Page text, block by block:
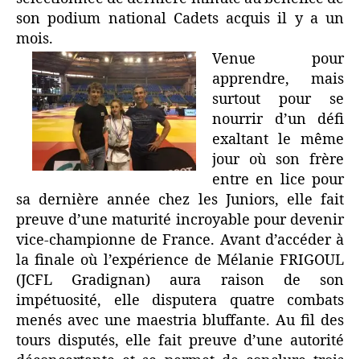
son podium national Cadets acquis il y a un
mois.
Venue pour
apprendre, mais
surtout pour se
nourrir d’un défi
exaltant le même
jour où son frère
entre en lice pour
sa dernière année chez les Juniors, elle fait
preuve d’une maturité incroyable pour devenir
vice-championne de France. Avant d’accéder à
la finale où l’expérience de Mélanie FRIGOUL
(JCFL Gradignan) aura raison de son
impétuosité, elle disputera quatre combats
menés avec une maestria bluffante. Au fil des
tours disputés, elle fait preuve d’une autorité